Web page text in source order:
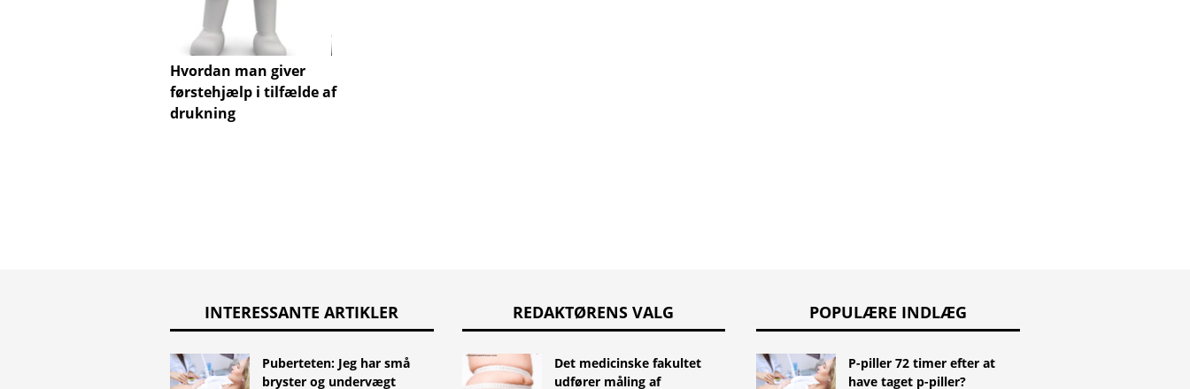
Hvordan man giver
førstehjælp i tilfælde af
drukning
INTERESSANTE ARTIKLER
Puberteten: Jeg har små
bryster og undervægt
REDAKTØRENS VALG
Det medicinske fakultet
udfører måling af
POPULÆRE INDLÆG
P-piller 72 timer efter at
have taget p-piller?